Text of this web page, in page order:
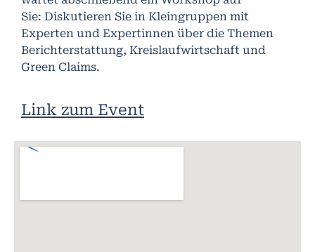
Sie: Diskutieren Sie in Kleingruppen mit
Experten und Expertinnen über die Themen
Berichterstattung, Kreislaufwirtschaft und
Green Claims.
Link zum Event